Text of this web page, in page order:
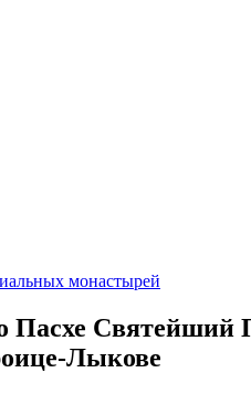
монастырей
Святейший
Лыкове